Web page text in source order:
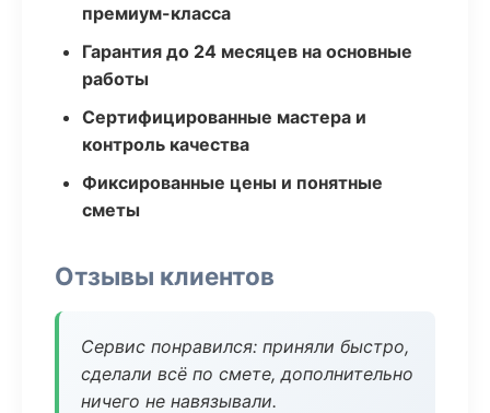
премиум-класса
Гарантия до 24 месяцев на основные
работы
Сертифицированные мастера и
контроль качества
Фиксированные цены и понятные
сметы
Отзывы клиентов
Сервис понравился: приняли быстро,
сделали всё по смете, дополнительно
ничего не навязывали.